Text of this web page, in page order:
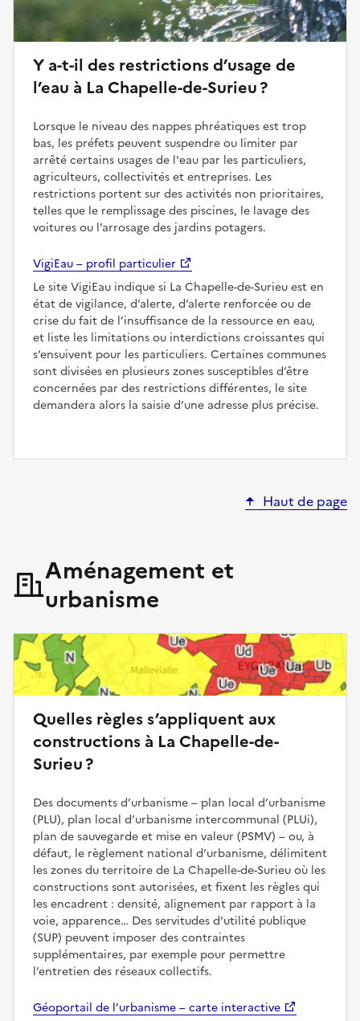
Y a-t-il des restrictions d’usage de
l’eau à La Chapelle-de-Surieu ?
Lorsque le niveau des nappes phréatiques est trop
bas, les préfets peuvent suspendre ou limiter par
arrêté certains usages de l'eau par les particuliers,
agriculteurs, collectivités et entreprises. Les
restrictions portent sur des activités non prioritaires,
telles que le remplissage des piscines, le lavage des
voitures ou l’arrosage des jardins potagers.
VigiEau – profil particulier
Le site VigiEau indique si La Chapelle-de-Surieu est en
état de vigilance, d’alerte, d’alerte renforcée ou de
crise du fait de l’insuffisance de la ressource en eau,
et liste les limitations ou interdictions croissantes qui
s’ensuivent pour les particuliers. Certaines communes
sont divisées en plusieurs zones susceptibles d’être
concernées par des restrictions différentes, le site
demandera alors la saisie d’une adresse plus précise.
Haut de page
Aménagement et
urbanisme
Quelles règles s’appliquent aux
constructions à La Chapelle-de-
Surieu ?
Des documents d’urbanisme – plan local d’urbanisme
(PLU), plan local d’urbanisme intercommunal (PLUi),
plan de sauvegarde et mise en valeur (PSMV) – ou, à
défaut, le règlement national d’urbanisme, délimitent
les zones du territoire de La Chapelle-de-Surieu où les
constructions sont autorisées, et fixent les règles qui
les encadrent : densité, alignement par rapport à la
voie, apparence… Des servitudes d’utilité publique
(SUP) peuvent imposer des contraintes
supplémentaires, par exemple pour permettre
l’entretien des réseaux collectifs.
Géoportail de l’urbanisme – carte interactive